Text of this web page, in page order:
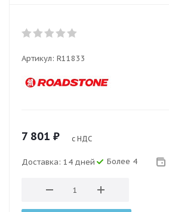
Артикул: R11833
7 801 ₽ с НДС
Доставка: 14 дней Более 4